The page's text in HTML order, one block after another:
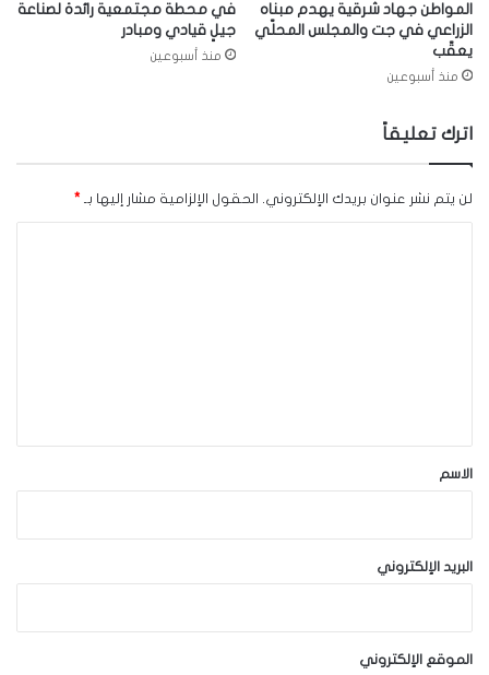
المواطن جهاد شرقية يهدم مبناه
الزراعي في جت والمجلس المحلّي
يعقّب
منذ أسبوعين
في محطة مجتمعية رائدة لصناعة
جيلٍ قيادي ومبادر
منذ أسبوعين
اترك تعليقاً
لن يتم نشر عنوان بريدك الإلكتروني. الحقول الإلزامية مشار إليها بـ *
*الاسم
البريد الإلكتروني
الموقع الإلكتروني